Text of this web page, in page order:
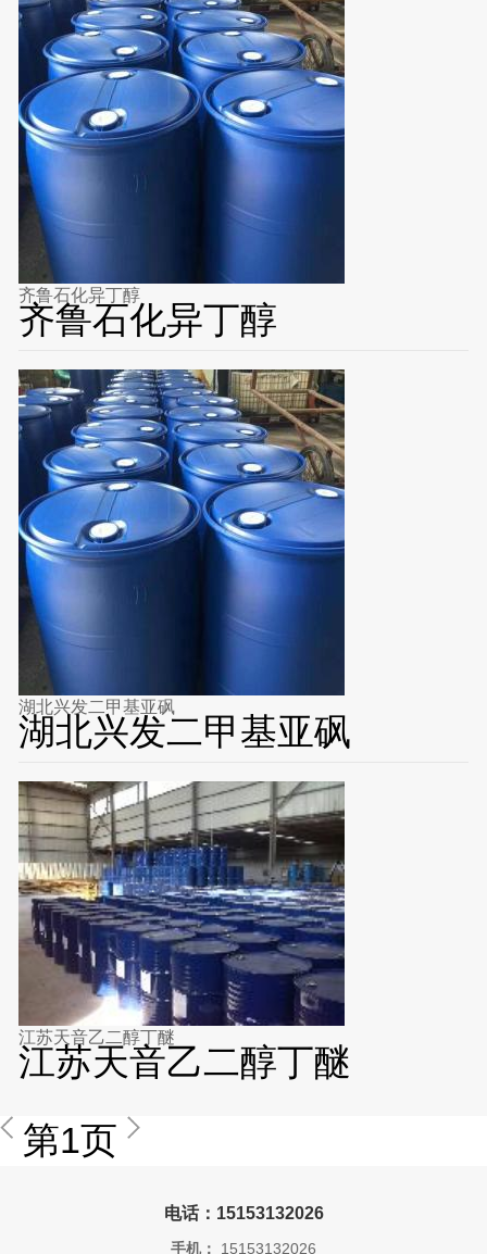
齐鲁石化异丁醇
齐鲁石化异丁醇
湖北兴发二甲基亚砜
湖北兴发二甲基亚砜
江苏天音乙二醇丁醚
江苏天音乙二醇丁醚
第1页
电话：15153132026
手机： 15153132026